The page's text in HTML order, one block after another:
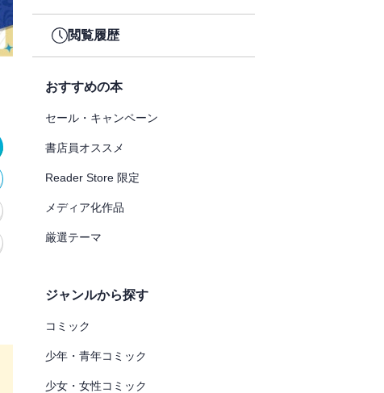
閲覧履歴
おすすめの本
セール・キャンペーン
書店員オススメ
Reader Store 限定
メディア化作品
厳選テーマ
ジャンルから探す
コミック
少年・青年コミック
少女・女性コミック